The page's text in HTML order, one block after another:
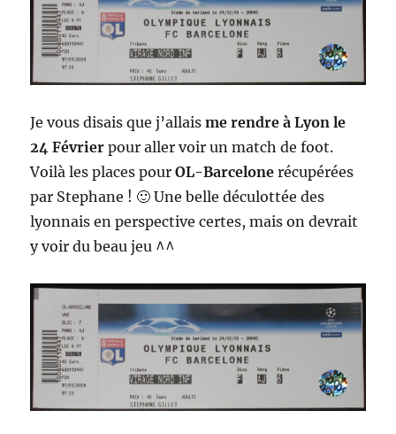
Je vous disais que j’allaisme rendre à Lyon le
24 Février pour aller voir un match de foot.
Voilà les places pourOL-Barcelone récupérées
par Stephane ! 🙂 Une belle déculottée des
lyonnais en perspective certes, mais on devrait
y voir du beau jeu ^^